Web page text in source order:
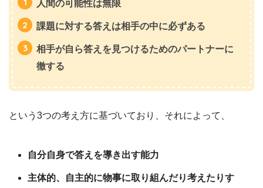
人間の可能性は無限
課題に対する答えは相手の中に必ずある
相手が自ら答えを見つけるためのパートナーに
徹する
という3つの考え方に基づいており、それによって、
自分自身で答えを導き出す能力
主体的、自主的に物事に取り組んだり考えたりす